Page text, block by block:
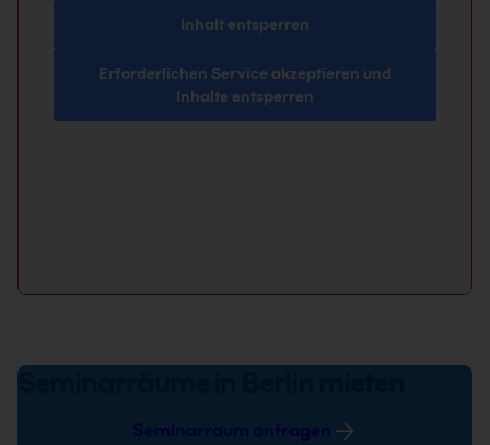
Inhalt entsperren
Erforderlichen Service akzeptieren und
Inhalte entsperren
Seminarräume in Berlin mieten